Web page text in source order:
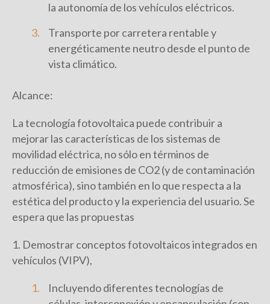
la autonomía de los vehículos eléctricos.
Transporte por carretera rentable y
energéticamente neutro desde el punto de
vista climático.
Alcance:
La tecnología fotovoltaica puede contribuir a
mejorar las características de los sistemas de
movilidad eléctrica, no sólo en términos de
reducción de emisiones de CO2 (y de contaminación
atmosférica), sino también en lo que respecta a la
estética del producto y la experiencia del usuario. Se
espera que las propuestas
1. Demostrar conceptos fotovoltaicos integrados en
vehículos (VIPV),
Incluyendo diferentes tecnologías de